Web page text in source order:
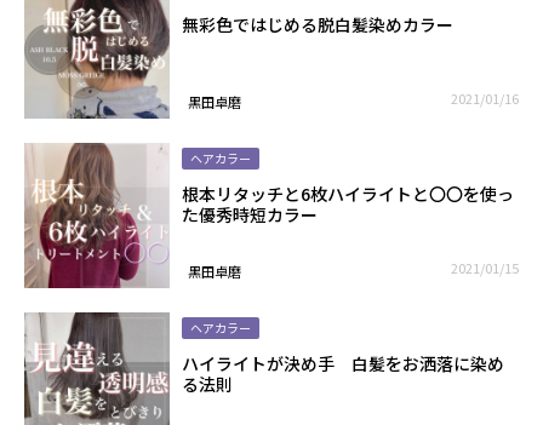
無彩色ではじめる脱白髪染めカラー
黒田卓磨 2021/01/16
ヘアカラー
根本リタッチと6枚ハイライトと〇〇を使っ
た優秀時短カラー
黒田卓磨 2021/01/15
ヘアカラー
ハイライトが決め手 白髪をお洒落に染め
る法則